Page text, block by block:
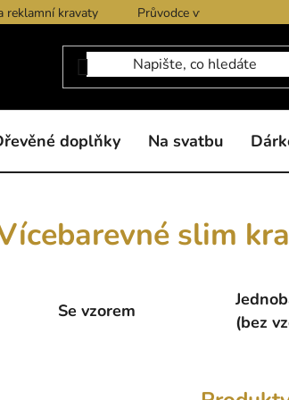
reklamní kravaty Průvodce výběrem produktů
doplňky Na svatbu
slim
Se vzorem
(bez